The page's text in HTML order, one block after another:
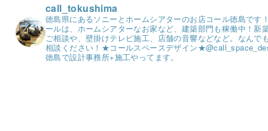
call_tokushima
徳島県にあるソニーとホームシアターのお店コール徳島です
ールは、ホームシアターなお家など、建築部門も稼働中！ 新
ご相談や、壁掛けテレビ施工、店舗の音響などなど。 なんで
相談ください！ ★コールスペースデザイン★
徳島で設計事務所+施工やってます。